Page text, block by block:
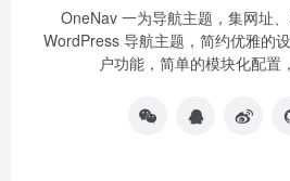
OneNav 一为导航主题，集网址
WordPress 导航主题，简约优雅的
户功能，简单的模块化配置